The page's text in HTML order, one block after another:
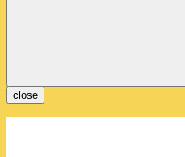
close